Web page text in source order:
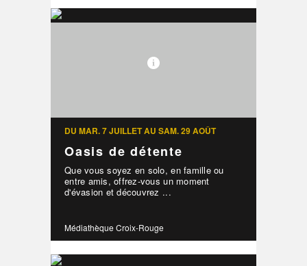
DU MAR. 7 JUILLET AU SAM. 29 AOÛT
Oasis de détente
Que vous soyez en solo, en famille ou
entre amis, offrez-vous un moment
d'évasion et découvrez ...
Médiathèque Croix-Rouge